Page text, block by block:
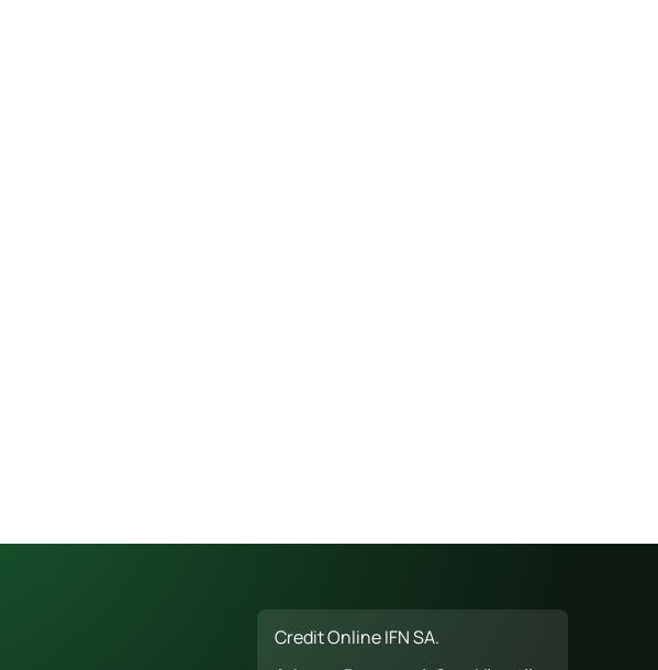
Credit Online IFN SA.